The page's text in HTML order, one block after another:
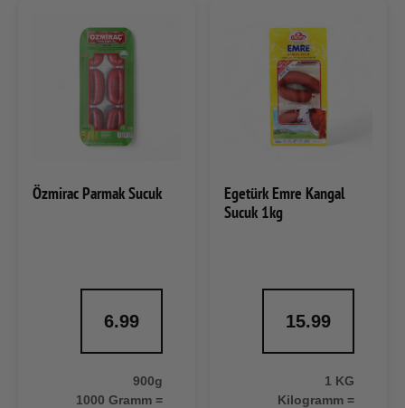
Özmirac Parmak Sucuk
6.99
900g
1000 Gramm =
Egetürk Emre Kangal
Sucuk 1kg
15.99
1 KG
Kilogramm =